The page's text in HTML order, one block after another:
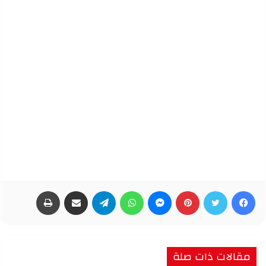
فيسبوك تويتر بينتيريست ماسنجر واتساب تيلقرام مشاركة عبر البريد
مقالات ذات صلة